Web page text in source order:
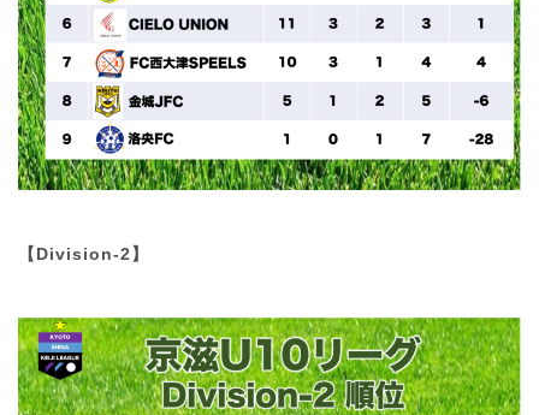
【Division-2】